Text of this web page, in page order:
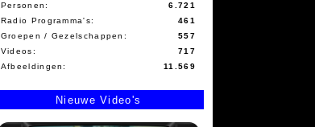
Personen:
6.721
Radio Programma's:
461
Groepen / Gezelschappen:
557
Videos:
717
Afbeeldingen:
11.569
Nieuwe Video's